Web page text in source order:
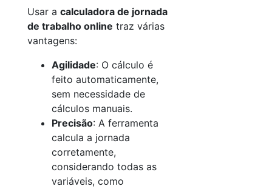
Usar a calculadora de jornada
de trabalho online traz várias
vantagens:
Agilidade: O cálculo é
feito automaticamente,
sem necessidade de
cálculos manuais.
Precisão: A ferramenta
calcula a jornada
corretamente,
considerando todas as
variáveis, como